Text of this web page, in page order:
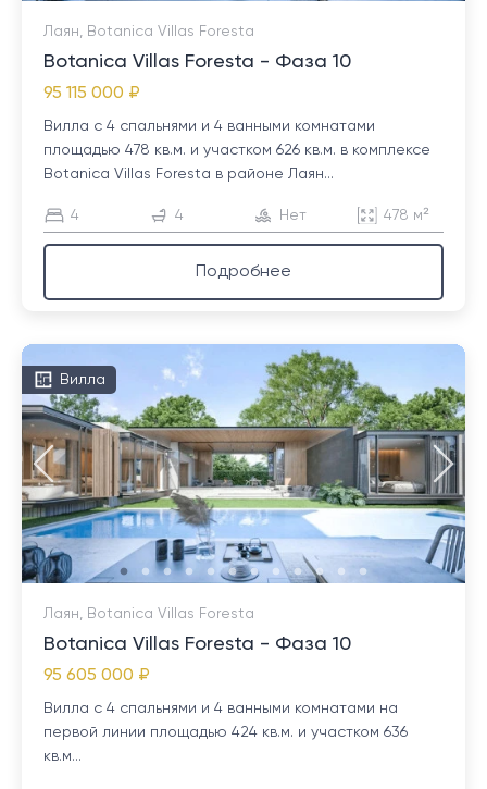
Лаян, Botanica Villas Foresta
Botanica Villas Foresta - Фаза 10
95 115 000 ₽
Вилла с 4 спальнями и 4 ванными комнатами
площадью 478 кв.м. и участком 626 кв.м. в комплексе
Botanica Villas Foresta в районе Лаян...
4 4 Нет 478 м²
Подробнее
Вилла
Лаян, Botanica Villas Foresta
Botanica Villas Foresta - Фаза 10
95 605 000 ₽
Вилла с 4 спальнями и 4 ванными комнатами на
первой линии площадью 424 кв.м. и участком 636
кв.м...